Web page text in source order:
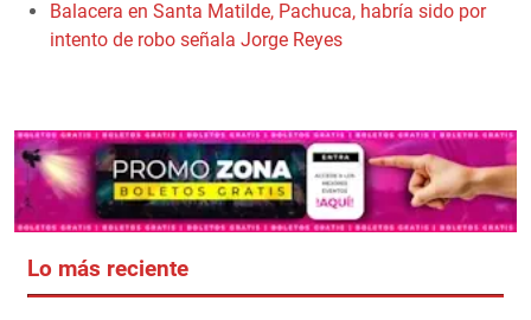
Balacera en Santa Matilde, Pachuca, habría sido por
intento de robo señala Jorge Reyes
Lo más reciente